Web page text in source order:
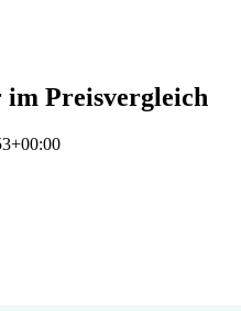
im Preisvergleich